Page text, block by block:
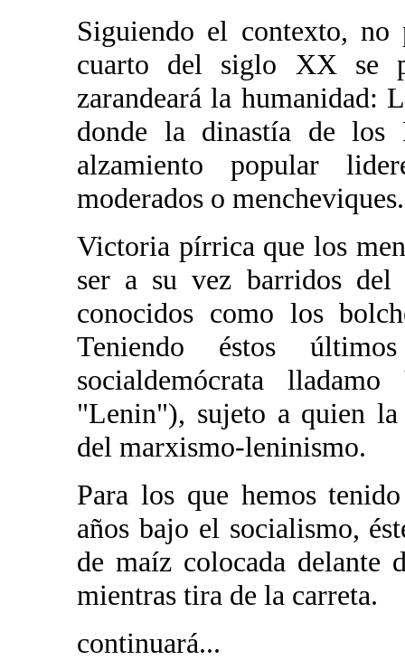
Siguiendo el contexto,
cuarto del siglo XX se
zarandeará la humanidad:
donde la dinastía de los
alzamiento popular
moderados o mencheviques.
Victoria pírrica que los
ser a su vez barridos
conocidos como los
Teniendo éstos
socialdemócrata
"Lenin"), sujeto a quien
del marxismo-leninismo.
Para los que hemos
años bajo el socialismo,
de maíz colocada delante
mientras tira de la carreta.
continuará...